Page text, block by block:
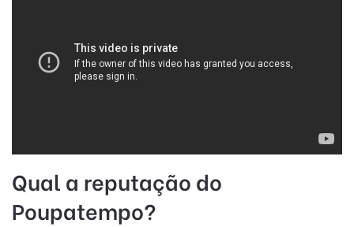
Qual a reputação do
Poupatempo?